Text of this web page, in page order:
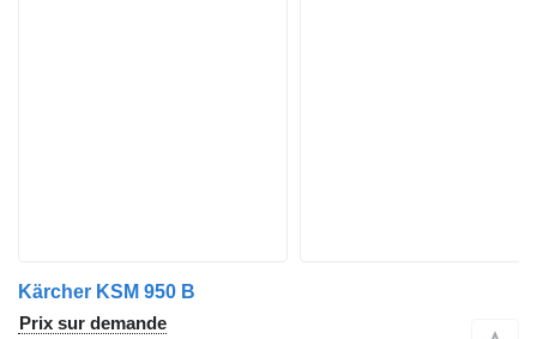
Kärcher KSM 950 B
Prix sur demande